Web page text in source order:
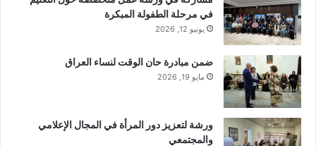
في مرحلة الطفولة المبكرة
يونيو 12, 2026
ضمن مبادرة حان الوقت لنساء العراق
مايو 19, 2026
ورشة لتعزيز دور المرأة في المجال الإعلامي
والمجتمعي